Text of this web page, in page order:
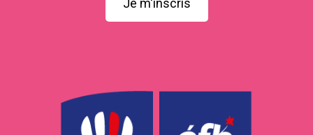
Je m'inscris